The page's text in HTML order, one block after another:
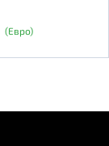
(Евро)